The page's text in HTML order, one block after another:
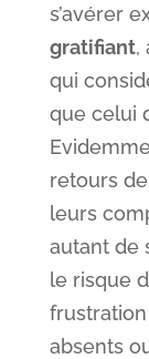
s’avérer
gratifiant,
qui
que celui
retours
leurs
autant de
le risque
absents